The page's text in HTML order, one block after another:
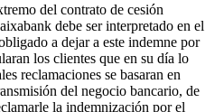
del contrato de cesión
debe ser interpretado en el
a dejar a este indemne por
los clientes que en su día lo
reclamaciones se basaran en
del negocio bancario, de
la indemnización por el